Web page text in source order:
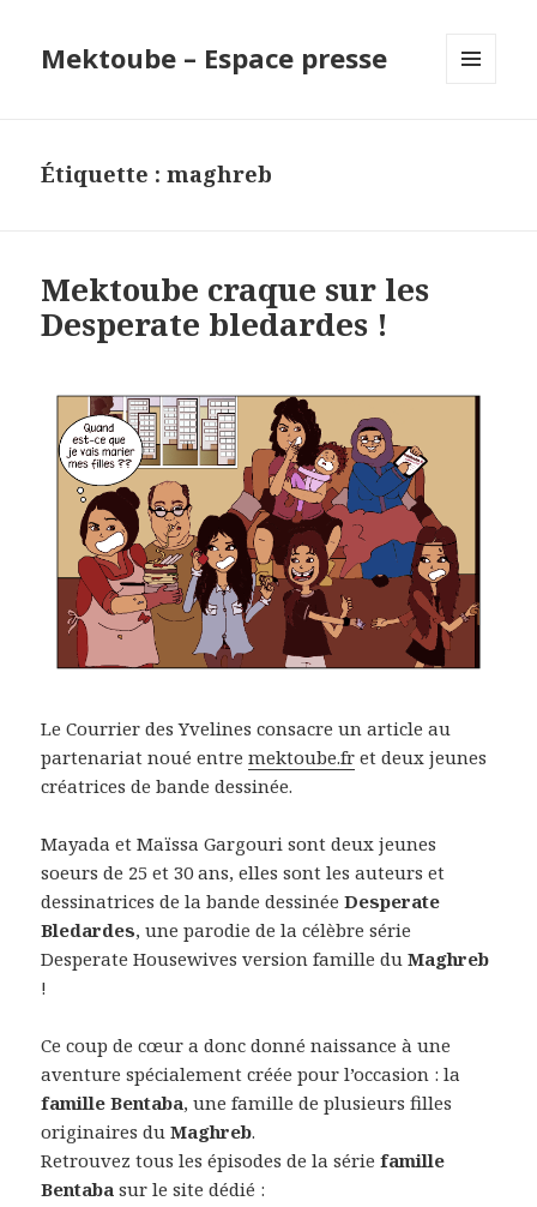
Mektoube – Espace presse
Étiquette : maghreb
Mektoube craque sur les
Desperate bledardes !
Le Courrier des Yvelines consacre un article au
partenariat noué entremektoube.fr et deux jeunes
créatrices de bande dessinée.
Mayada et Maïssa Gargouri sont deux jeunes
soeurs de 25 et 30 ans, elles sont les auteurs et
dessinatrices de la bande dessinéeDesperate
Bledardes, une parodie de la célèbre série
Desperate Housewives version famille duMaghreb
!
Ce coup de cœur a donc donné naissance à une
aventure spécialement créée pour l’occasion : la
famille Bentaba, une famille de plusieurs filles
originaires duMaghreb.
Retrouvez tous les épisodes de la sériefamille
Bentaba sur le site dédié :